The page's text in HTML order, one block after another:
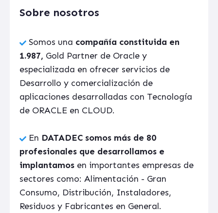
Sobre nosotros
Somos una compañía constituida en
1.987, Gold Partner de Oracle y
especializada en ofrecer servicios de
Desarrollo y comercialización de
aplicaciones desarrolladas con Tecnología
de ORACLE en CLOUD.
En DATADEC somos más de 80
profesionales que desarrollamos e
implantamos en importantes empresas de
sectores como: Alimentación - Gran
Consumo, Distribución, Instaladores,
Residuos y Fabricantes en General.